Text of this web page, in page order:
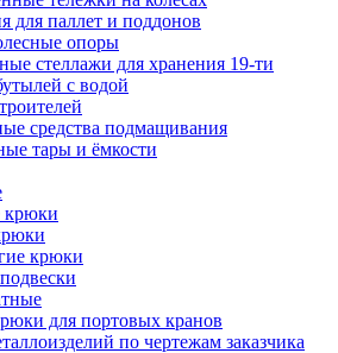
для паллет и поддонов
опоры
стеллажи для хранения 19-ти
с водой
средства подмащивания
тары и ёмкости
крюки
крюки
для портовых кранов
по чертежам заказчика